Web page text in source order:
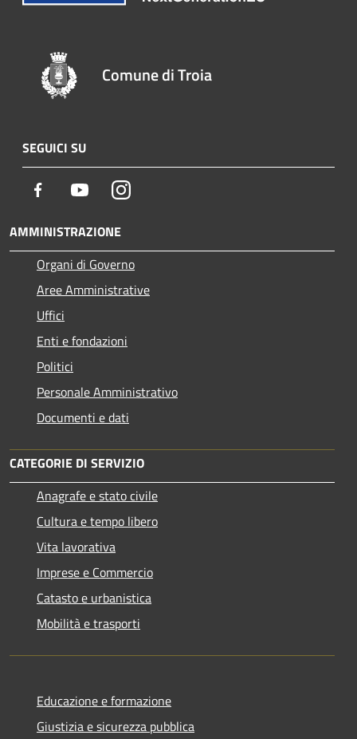
Comune di Troia
SEGUICI SU
Facebook YoutubeInstagram
AMMINISTRAZIONE
Organi di Governo
Aree Amministrative
Uffici
Enti e fondazioni
Politici
Personale Amministrativo
Documenti e dati
CATEGORIE DI SERVIZIO
Anagrafe e stato civile
Cultura e tempo libero
Vita lavorativa
Imprese e Commercio
Catasto e urbanistica
Mobilità e trasporti
Educazione e formazione
Giustizia e sicurezza pubblica